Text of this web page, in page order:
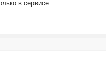
в сервисе.